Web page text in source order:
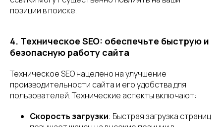
позиции в поиске.
4. Техническое SEO: обеспечьте быструю и
безопасную работу сайта
Техническое SEO нацелено на улучшение
производительности сайта и его удобства для
пользователей. Технические аспекты включают:
Скорость загрузки: Быстрая загрузка страниц